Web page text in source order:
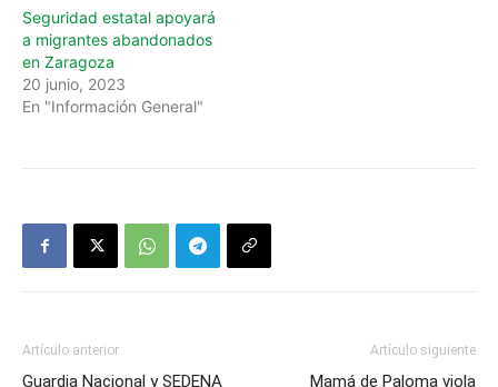
Seguridad estatal apoyará
a migrantes abandonados
en Zaragoza
20 junio, 2023
En "Información General"
Artículo anterior
Guardia Nacional y SEDENA
Artículo siguiente
Mamá de Paloma viola